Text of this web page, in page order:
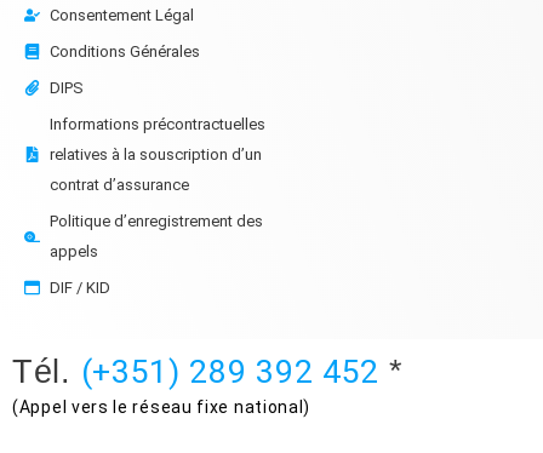
Consentement Légal
Conditions Générales
DIPS
Informations précontractuelles
relatives à la souscription d’un
contrat d’assurance
Politique d’enregistrement des
appels
DIF / KID
Tél. (+351) 289 392 452 *
(Appel vers le réseau fixe national)